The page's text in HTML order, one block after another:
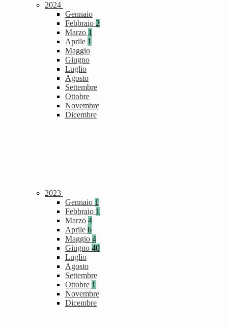
2024
Gennaio
Febbraio 2
Marzo 1
Aprile 1
Maggio
Giugno
Luglio
Agosto
Settembre
Ottobre
Novembre
Dicembre
2023
Gennaio 1
Febbraio 1
Marzo 4
Aprile 6
Maggio 4
Giugno 40
Luglio
Agosto
Settembre
Ottobre 1
Novembre
Dicembre